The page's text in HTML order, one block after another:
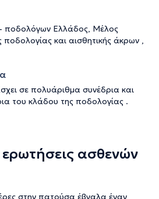
ποδολόγων Ελλάδος, Μέλος
ποδολογίας και αισθητικής άκρων ,
σε πολυάριθμα συνέδρια και
του κλάδου της ποδολογίας .
ασθενών
στην πατούσα έβγαλα έναν